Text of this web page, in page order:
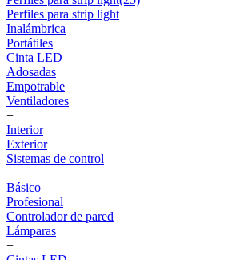
Perfiles para strip light
Inalámbrica
Portátiles
Cinta LED
Adosadas
Empotrable
Ventiladores
+
Interior
Exterior
Sistemas de control
+
Básico
Profesional
Controlador de pared
Lámparas
+